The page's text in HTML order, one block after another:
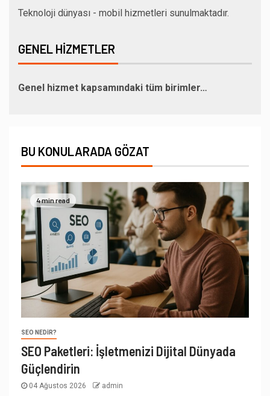
Teknoloji dünyası - mobil hizmetleri sunulmaktadır.
GENEL HIZMETLER
Genel hizmet kapsamındaki tüm birimler…
BU KONULARADA GÖZAT
4 min read
SEO NEDIR?
SEO Paketleri: İşletmenizi Dijital Dünyada
Güçlendirin
04 Ağustos 2026 admin